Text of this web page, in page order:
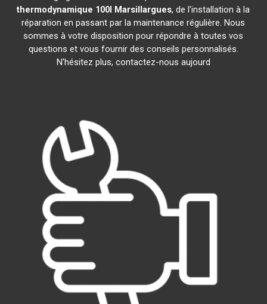
thermodynamique 100l Marsillargues, de l'installation à la
réparation en passant par la maintenance régulière. Nous
sommes à votre disposition pour répondre à toutes vos
questions et vous fournir des conseils personnalisés.
N'hésitez plus, contactez-nous aujourd